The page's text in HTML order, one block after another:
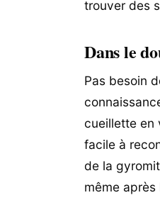
trouver des
Dans le
Pas besoin
cueillette en
facile à
de la
même